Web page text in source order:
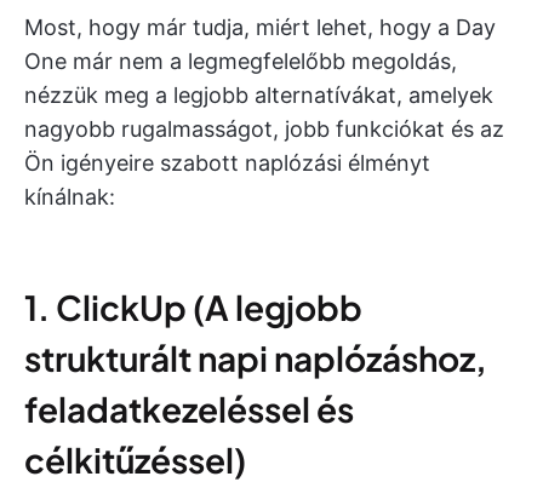
Most, hogy már tudja, miért lehet, hogy a Day
One már nem a legmegfelelőbb megoldás,
nézzük meg a legjobb alternatívákat, amelyek
nagyobb rugalmasságot, jobb funkciókat és az
Ön igényeire szabott naplózási élményt
kínálnak:
1. ClickUp (A legjobb
strukturált napi naplózáshoz,
feladatkezeléssel és
célkitűzéssel)